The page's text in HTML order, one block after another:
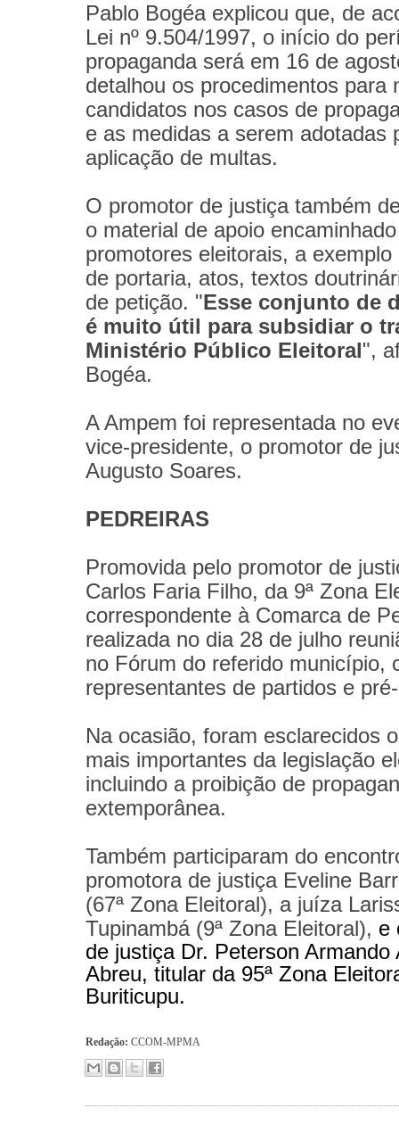
Pablo Bogéa explicou que, de
Lei nº 9.504/1997, o início do
propaganda será em 16 de
detalhou os procedimentos para
candidatos nos casos de
e as medidas a serem adotadas
aplicação de multas.
O promotor de justiça também
o material de apoio
promotores eleitorais, a exemplo
de portaria, atos, textos
de petição. "Esse conjunto de
é muito útil para subsidiar o
Ministério Público Eleitoral",
Bogéa.
A Ampem foi representada no
vice-presidente, o promotor de
Augusto Soares.
PEDREIRAS
Promovida pelo promotor de
Carlos Faria Filho, da 9ª Zona
correspondente à Comarca de
realizada no dia 28 de julho
no Fórum do referido município,
representantes de partidos e
Na ocasião, foram esclarecidos
mais importantes da legislação
incluindo a proibição de
extemporânea.
Também participaram do
promotora de justiça Eveline
(67ª Zona Eleitoral), a juíza
Tupinambá (9ª Zona Eleitoral), e
de justiça Dr. Peterson Armando
Abreu, titular da 95ª Zona
Buriticupu.
Redação: CCOM-MPMA